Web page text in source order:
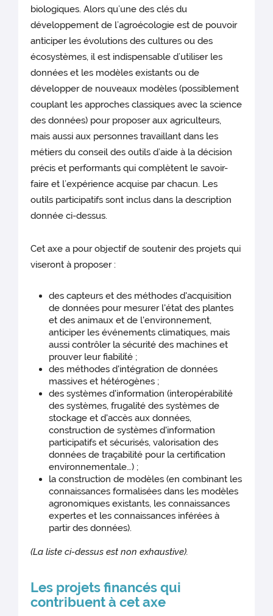
biologiques. Alors qu’une des clés du
développement de l’agroécologie est de pouvoir
anticiper les évolutions des cultures ou des
écosystèmes, il est indispensable d’utiliser les
données et les modèles existants ou de
développer de nouveaux modèles (possiblement
couplant les approches classiques avec la science
des données) pour proposer aux agriculteurs,
mais aussi aux personnes travaillant dans les
métiers du conseil des outils d’aide à la décision
précis et performants qui complètent le savoir-
faire et l’expérience acquise par chacun. Les
outils participatifs sont inclus dans la description
donnée ci-dessus.
Cet axe a pour objectif de soutenir des projets qui
viseront à proposer :
des capteurs et des méthodes d'acquisition
de données pour mesurer l'état des plantes
et des animaux et de l'environnement,
anticiper les événements climatiques, mais
aussi contrôler la sécurité des machines et
prouver leur fiabilité ;
des méthodes d'intégration de données
massives et hétérogènes ;
des systèmes d'information (interopérabilité
des systèmes, frugalité des systèmes de
stockage et d'accès aux données,
construction de systèmes d'information
participatifs et sécurisés, valorisation des
données de traçabilité pour la certification
environnementale…) ;
la construction de modèles (en combinant les
connaissances formalisées dans les modèles
agronomiques existants, les connaissances
expertes et les connaissances inférées à
partir des données).
(La liste ci-dessus est non exhaustive).
Les projets financés qui
contribuent à cet axe